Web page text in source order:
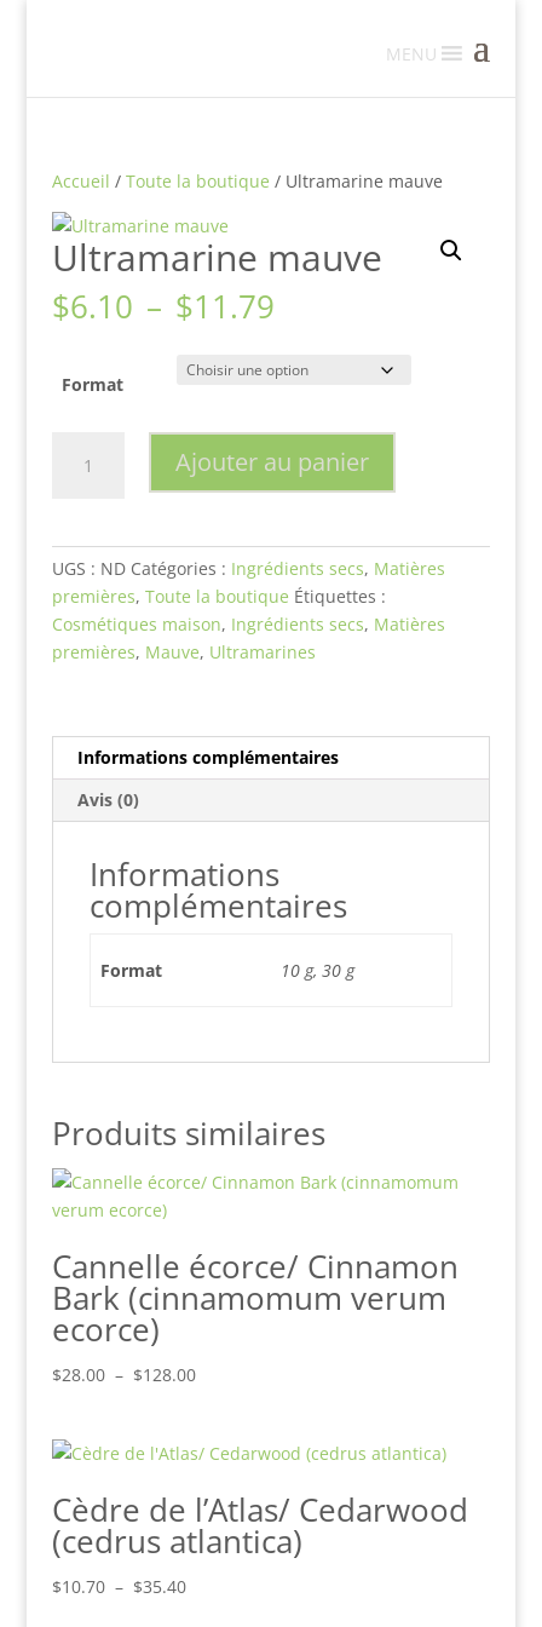
MENU
Accueil / Toute la boutique / Ultramarine mauve
Ultramarine mauve
$6.10 – $11.79Plage
prix :
$6.10
$11.79
Format
Ajouter au panier
UGS : ND Catégories : Ingrédients secs, Matières
premières, Toute la boutique Étiquettes :
Cosmétiques maison, Ingrédients secs, Matières
premières, Mauve, Ultramarines
Informations complémentaires
Avis (0)
Informations
complémentaires
Format 10 g, 30 g
Produits similaires
Cannelle écorce/ Cinnamon
Bark (cinnamomum verum
ecorce)
$28.00 – $128.00Plage
$28.00
$128.00
Cèdre de l’Atlas/ Cedarwood
(cedrus atlantica)
$10.70 – $35.40Plage